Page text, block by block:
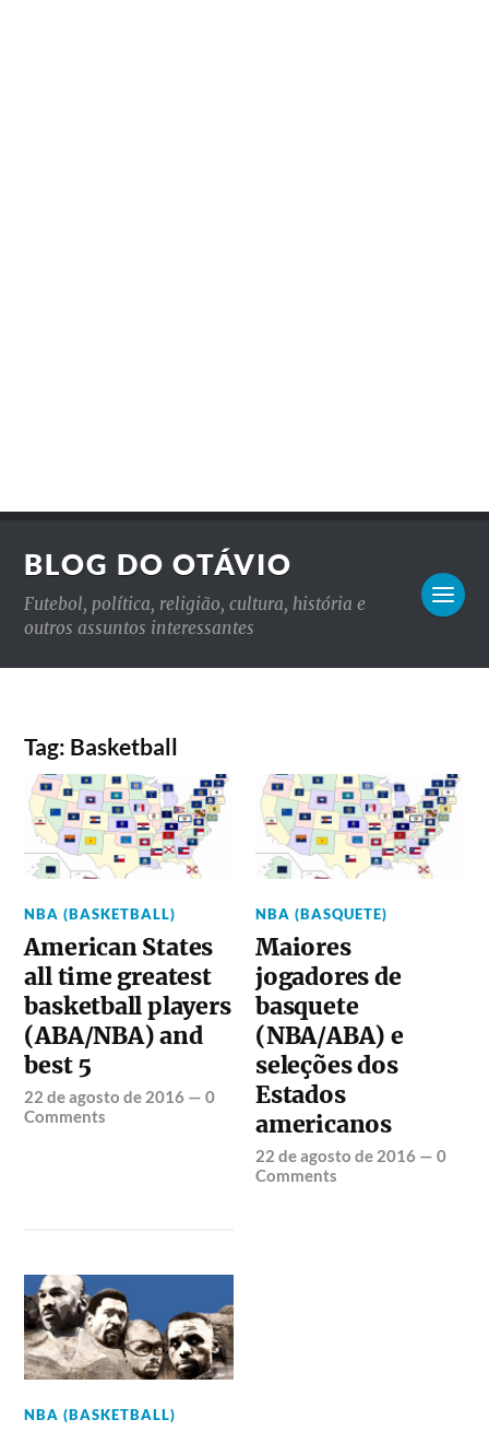
BLOG DO OTÁVIO
Futebol, política, religião, cultura, história e
outros assuntos interessantes
Tag: Basketball
NBA (BASKETBALL)
American States
all time greatest
basketball players
(ABA/NBA) and
best 5
22 de agosto de 2016 —0
Comments
NBA (BASQUETE)
Maiores
jogadores de
basquete
(NBA/ABA) e
seleções dos
Estados
americanos
22 de agosto de 2016 —0
Comments
NBA (BASKETBALL)